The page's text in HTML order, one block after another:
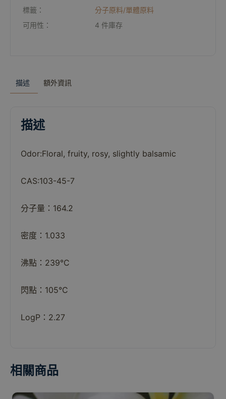
標籤：
分子原料/單體原料
可用性：
4 件庫存
描述 額外資訊
描述
Odor:Floral, fruity, rosy, slightly balsamic
CAS:103-45-7
分子量：164.2
密度：1.033
沸點：239°C
閃點：105°C
LogP：2.27
相關商品